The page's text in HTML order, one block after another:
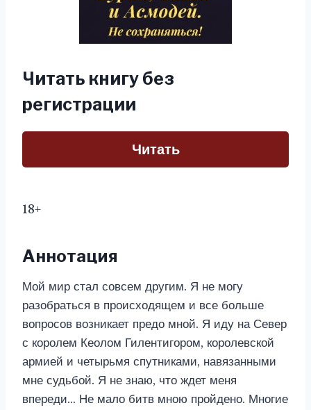
Читать книгу без
регистрации
Читать
18+
Аннотация
Мой мир стал совсем другим. Я не могу
разобраться в происходящем и все больше
вопросов возникает предо мной. Я иду на Север
с королем Кеолом Гилентигором, королевской
армией и четырьмя спутниками, навязанными
мне судьбой. Я не знаю, что ждет меня
впереди… Не мало битв мною пройдено. Многие